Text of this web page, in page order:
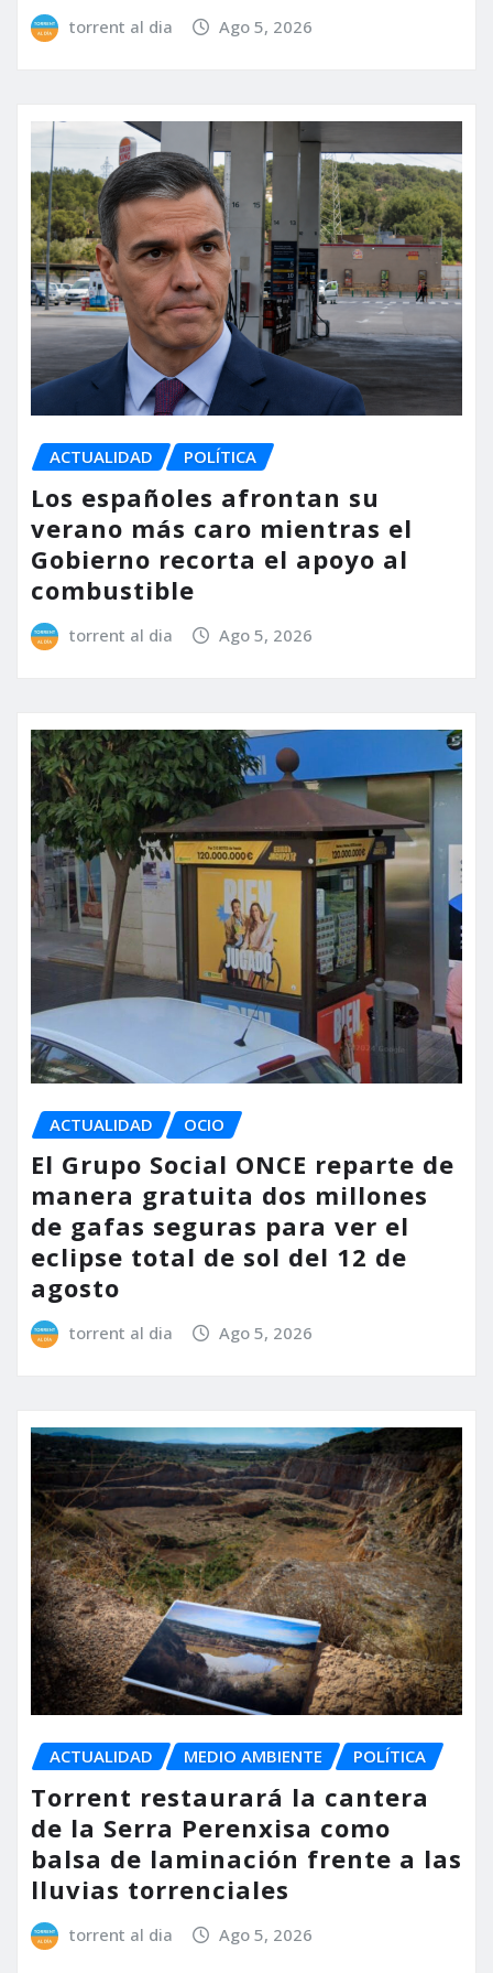
torrent al dia Ago 5, 2026
ACTUALIDAD POLÍTICA
Los españoles afrontan su
verano más caro mientras el
Gobierno recorta el apoyo al
combustible
torrent al dia Ago 5, 2026
ACTUALIDAD OCIO
El Grupo Social ONCE reparte de
manera gratuita dos millones
de gafas seguras para ver el
eclipse total de sol del 12 de
agosto
torrent al dia Ago 5, 2026
ACTUALIDAD MEDIO AMBIENTE POLÍTICA
Torrent restaurará la cantera
de la Serra Perenxisa como
balsa de laminación frente a las
lluvias torrenciales
torrent al dia Ago 5, 2026